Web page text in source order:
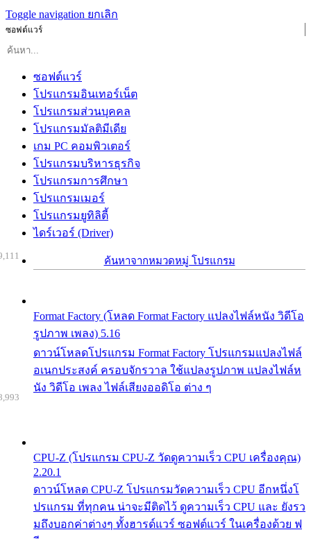
Toggle navigation ยกเลิก
ซอฟต์แวร์
ซอฟต์แวร์
โปรแกรมอินเทอร์เน็ต
โปรแกรมส่วนบุคคล
โปรแกรมมัลติมีเดีย
เกม PC คอมพิวเตอร์
โปรแกรมบริหารธุรกิจ
โปรแกรมการศึกษา
โปรแกรมเมอร์
โปรแกรมยูทิลิตี้
ไดร์เวอร์ (Driver)
ค้นหาจากหมวดหมู่ โปรแกรม
Format Factory (โหลด Format Factory แปลงไฟล์หนัง วิดีโอ
รูปภาพ เพลง) 5.16
ดาวน์โหลดโปรแกรม Format Factory โปรแกรมแปลงไฟล์
อเนกประสงค์ ครอบจักรวาล ใช้แปลงรูปภาพ แปลงไฟล์ห
นัง วิดีโอ เพลง ไฟล์เสียงออดิโอ ต่าง ๆ
CPU-Z (โปรแกรม CPU-Z วัดดูความเร็ว CPU เครื่องคุณ)
2.20.1
ดาวน์โหลด CPU-Z โปรแกรมวัดความเร็ว CPU อีกหนึ่งโ
ปรแกรม ที่ทุกคน น่าจะมีติดไว้ ดูความเร็ว CPU และ ยังรว
มถึงบอกค่าต่างๆ ทั้งฮารด์แวร์ ซอฟต์แวร์ ในเครื่องด้วย ฟ